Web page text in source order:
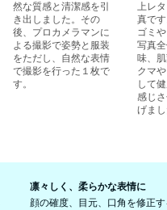
然な質感と清潔感を引
き出しました。その
後、プロカメラマンに
よる撮影で姿勢と服装
をただし、自然な表情
で撮影を行った１枚で
す。
上レ
真で
ゴミ
写真
味、
クマ
して
感じ
げまし
凛々しく、柔らかな表情に
顔の確度、目元、口角を修正